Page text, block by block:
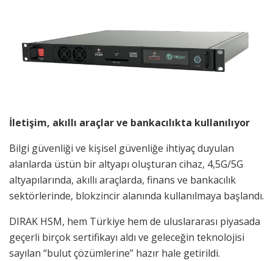
İletişim, akıllı araçlar ve bankacılıkta kullanılıyor
Bilgi güvenliği ve kişisel güvenliğe ihtiyaç duyulan
alanlarda üstün bir altyapı oluşturan cihaz, 4,5G/5G
altyapılarında, akıllı araçlarda, finans ve bankacılık
sektörlerinde, blokzincir alanında kullanılmaya başlandı.
DIRAK HSM, hem Türkiye hem de uluslararası piyasada
geçerli birçok sertifikayı aldı ve geleceğin teknolojisi
sayılan “bulut çözümlerine” hazır hale getirildi.